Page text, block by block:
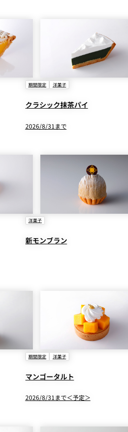
期間限定 洋菓子
クラシック抹茶パイ
2026/8/31まで
洋菓子
新モンブラン
期間限定 洋菓子
マンゴータルト
2026/8/31まで＜予定＞